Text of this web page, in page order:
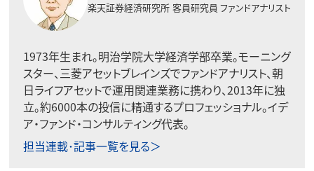
楽天証券経済研究所 客員研究員 ファンドアナリスト
1973年生まれ。明治学院大学経済学部卒業。モーニング
スター、三菱アセットブレインズでファンドアナリスト、朝
日ライフアセットで運用関連業務に携わり、2013年に独
立。約6000本の投信に精通するプロフェッショナル。イデ
ア・ファンド・コンサルティング代表。
担当連載･記事一覧を見る＞